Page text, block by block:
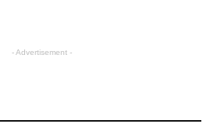
- Advertisement -